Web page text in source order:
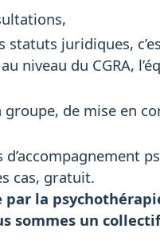
statuts juridiques,
du CGRA,
de mise en
cas, gratuit.
par la
sommes un